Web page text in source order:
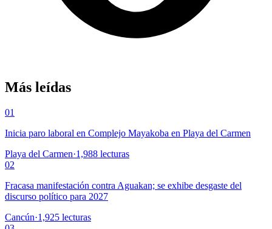
Más leídas
01
Inicia paro laboral en Complejo Mayakoba en Playa del Carmen
Playa del Carmen·1,988 lecturas
02
Fracasa manifestación contra Aguakan; se exhibe desgaste del
discurso político para 2027
Cancún·1,925 lecturas